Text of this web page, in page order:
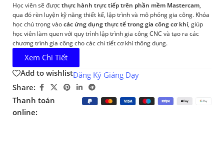
Học viên sẽ đượcthực hành trực tiếp trên phần mềm Mastercam,
qua đó rèn luyện kỹ năng thiết kế, lập trình và mô phỏng gia công. Khóa
học chú trọng vàocác ứng dụng thực tế trong gia công cơ khí, giúp
học viên làm quen với quy trình lập trình gia công CNC và tạo ra các
chương trình gia công cho các chi tiết cơ khí thông dụng.
Xem Chi Tiết
Add to wishlistĐăng Ký Giảng Dạy
Share:
Thanh toán
online: